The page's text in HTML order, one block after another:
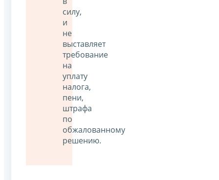
силу,
и
не
выставляет
требование
на
уплату
налога,
пени,
штрафа
по
обжалованному
решению.